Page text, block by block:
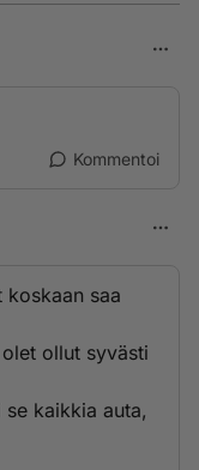
Kommentoi
koskaan saa
ollut syvästi
kaikkia auta,